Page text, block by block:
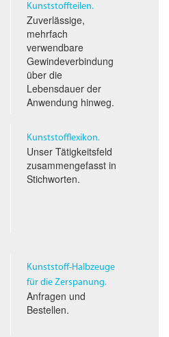
Kunststoffteilen.
Zuverlässige,
mehrfach
verwendbare
Gewindeverbindung
über die
Lebensdauer der
Anwendung hinweg.
Kunststofflexikon.
Unser Tätigkeitsfeld
zusammengefasst in
Stichworten.
Kunststoff-Halbzeuge
für die Zerspanung.
Anfragen und
Bestellen.